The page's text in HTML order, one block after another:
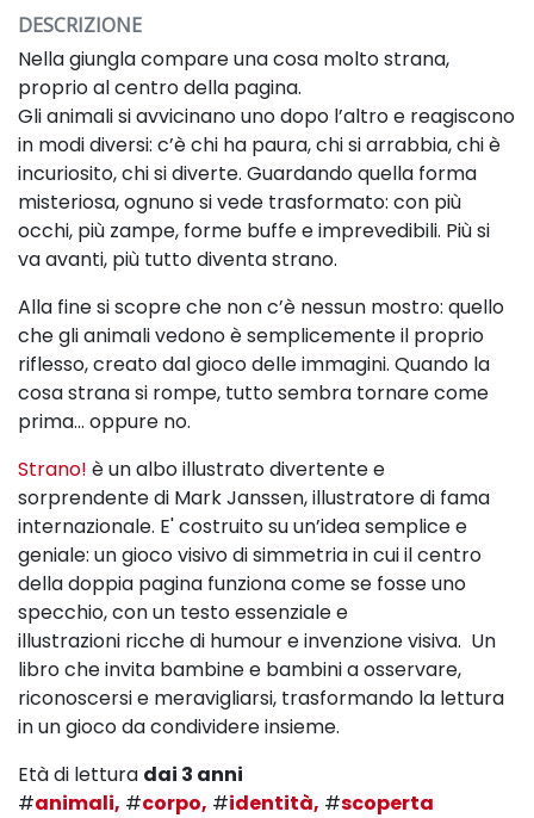
DESCRIZIONE
Nella giungla compare una cosa molto strana,
proprio al centro della pagina.
Gli animali si avvicinano uno dopo l’altro e reagiscono
in modi diversi: c’è chi ha paura, chi si arrabbia, chi è
incuriosito, chi si diverte. Guardando quella forma
misteriosa, ognuno si vede trasformato: con più
occhi, più zampe, forme buffe e imprevedibili. Più si
va avanti, più tutto diventa strano.
Alla fine si scopre che non c’è nessun mostro: quello
che gli animali vedono è semplicemente il proprio
riflesso, creato dal gioco delle immagini. Quando la
cosa strana si rompe, tutto sembra tornare come
prima… oppure no.
Strano! è un albo illustrato divertente e
sorprendentedi Mark Janssen, illustratore di fama
internazionale. E'costruito su un’idea semplice e
geniale: un gioco visivo di simmetria in cui il centro
della doppia pagina funziona come se fosse uno
specchio, con un testo essenzialee
illustrazioni ricche di humour e invenzione visiva. Un
libro che invita bambine e bambini a osservare,
riconoscersi e meravigliarsi, trasformando la lettura
in un gioco da condividere insieme.
Età di lettura dai 3 anni
#animali, #corpo, #identità, #scoperta